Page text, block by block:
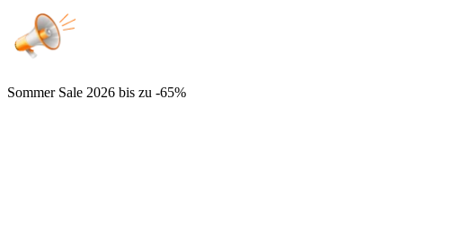
Sommer Sale 2026 bis zu -65%